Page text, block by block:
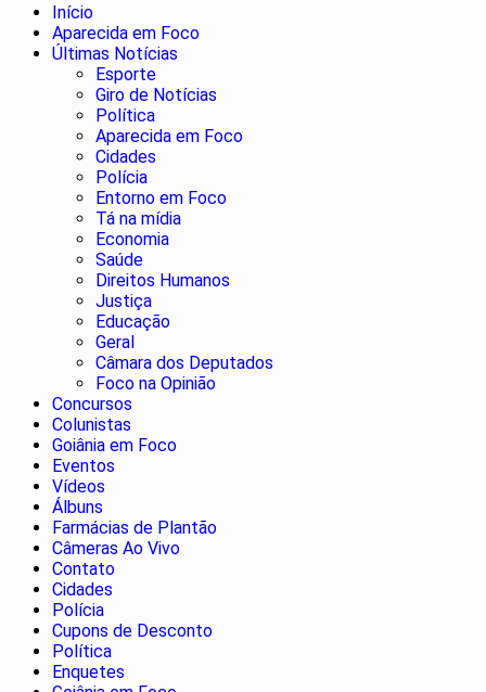
Início
Aparecida em Foco
Últimas Notícias
Esporte
Giro de Notícias
Política
Aparecida em Foco
Cidades
Polícia
Entorno em Foco
Tá na mídia
Economia
Saúde
Direitos Humanos
Justiça
Educação
Geral
Câmara dos Deputados
Foco na Opinião
Concursos
Colunistas
Goiânia em Foco
Eventos
Vídeos
Álbuns
Farmácias de Plantão
Câmeras Ao Vivo
Contato
Cidades
Polícia
Cupons de Desconto
Política
Enquetes